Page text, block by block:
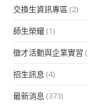
交換生資訊專區 (2)
師生榮耀(1)
徵才活動與企業實習
招生訊息 (4)
最新消息 (373)